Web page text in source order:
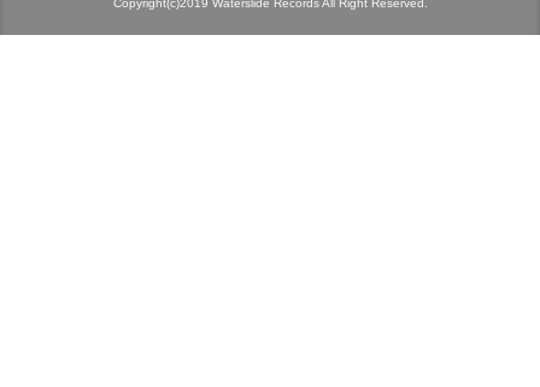
Copyright(c)2019 Waterslide Records All Right Reserved.